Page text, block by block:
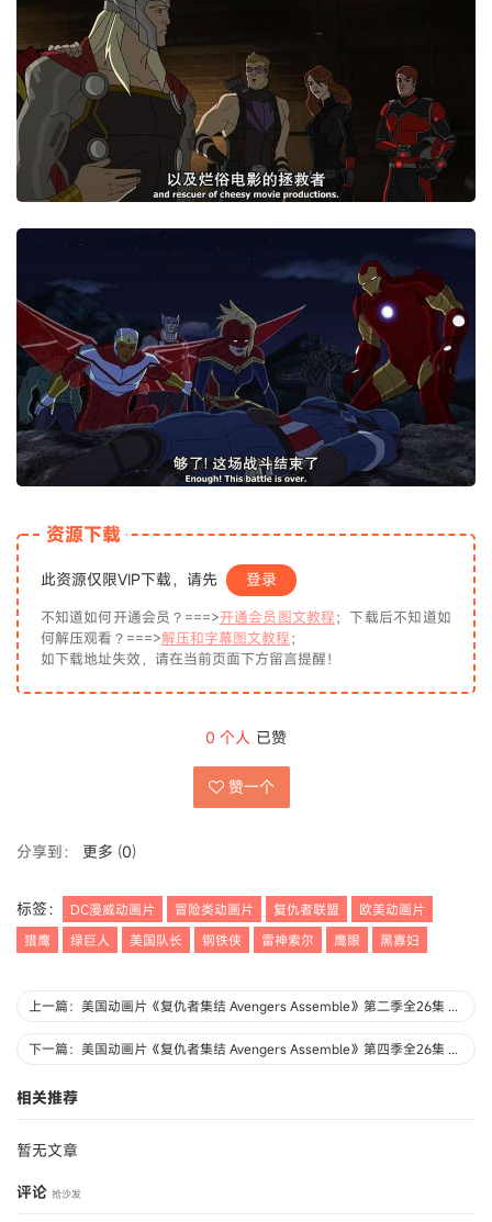
资源下载
此资源仅限VIP下载，请先 登录
不知道如何开通会员？===>开通会员图文教程；下载后不知道如
何解压观看？===>解压和字幕图文教程；
如下载地址失效，请在当前页面下方留言提醒！
0 个人 已赞
赞一个
分享到： 更多 (0)
标签： DC漫威动画片 冒险类动画片 复仇者联盟
欧美动画片
猎鹰
绿巨人 美国队长 钢铁侠 雷神索尔 鹰眼 黑寡妇
上一篇：美国动画片《复仇者集结 Avengers Assemble》第二季全26集 英语中英双字 720P/MP4/9.56G 动画片复仇者系列下载
下一篇：美国动画片《复仇者集结 Avengers Assemble》第四季全26集 英语中英双字 1080P/MP4/6.44G 动画片复仇者系列下载
相关推荐
暂无文章
评论 抢沙发